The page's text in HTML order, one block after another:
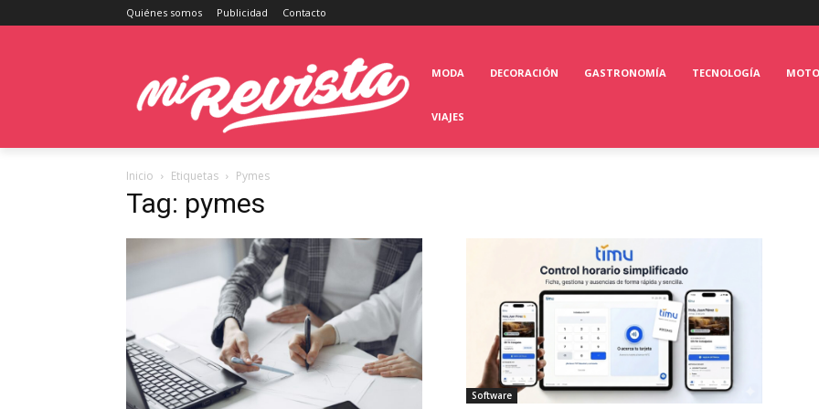
Quiénes somos Publicidad Contacto
MODA DECORACIÓN GASTRONOMÍA TECNOLOGÍA
VIAJES
Inicio Etiquetas Pymes
Tag: pymes
Software